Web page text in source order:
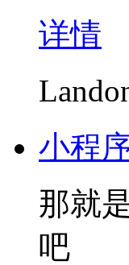
详情
小程
那就
吧